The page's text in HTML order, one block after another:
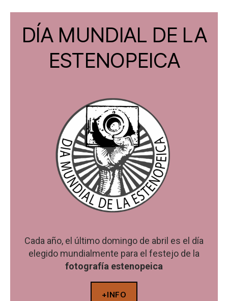
DÍA MUNDIAL DE LA
ESTENOPEICA
Cada año, el último domingo de abril es el día
elegido mundialmente para el festejo de la
fotografía estenopeica
+INFO